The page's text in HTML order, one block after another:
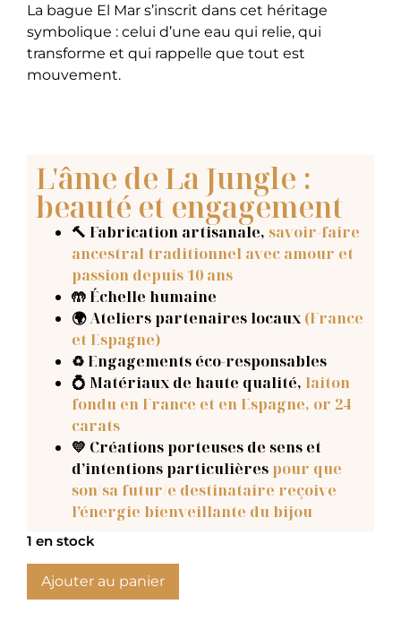
La bague El Mar s’inscrit dans cet héritage
symbolique : celui d’une eau qui relie, qui
transforme et qui rappelle que tout est
mouvement.
L'âme de La Jungle :
beauté et engagement
🔨 Fabrication artisanale, savoir-faire
ancestral traditionnel avec amour et
passion depuis 10 ans
🤲 Échelle humaine
🌍 Ateliers partenaires locaux (France
et Espagne)
♻️ Engagements éco-responsables
💍 Matériaux de haute qualité, laiton
fondu en France et en Espagne, or 24
carats
💛 Créations porteuses de sens et
d’intentions particulières pour que
son/sa futur/e destinataire reçoive
l’énergie bienveillante du bijou
1 en stock
Ajouter au panier